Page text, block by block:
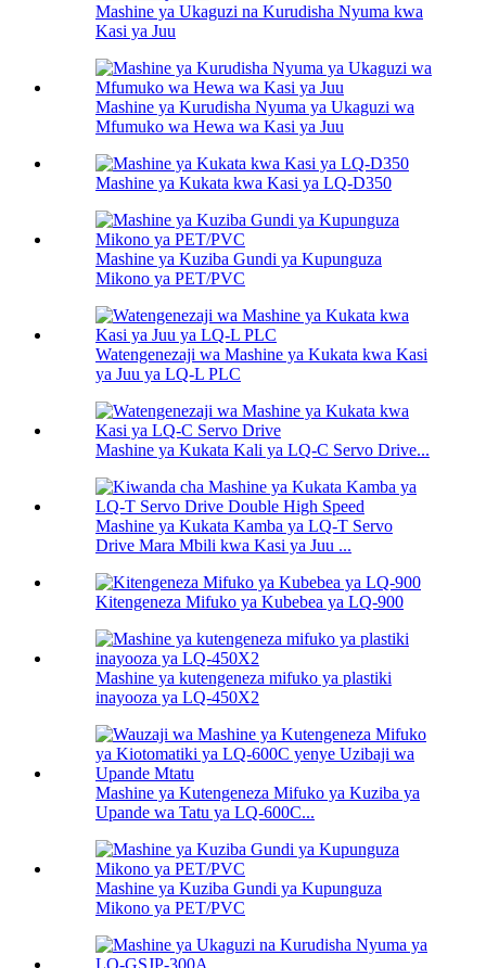
Mashine ya Ukaguzi na Kurudisha Nyuma kwa
Kasi ya Juu
Mashine ya Kurudisha Nyuma ya Ukaguzi wa
Mfumuko wa Hewa wa Kasi ya Juu
Mashine ya Kukata kwa Kasi ya LQ-D350
Mashine ya Kuziba Gundi ya Kupunguza
Mikono ya PET/PVC
Watengenezaji wa Mashine ya Kukata kwa Kasi
ya Juu ya LQ-L PLC
Mashine ya Kukata Kali ya LQ-C Servo Drive...
Mashine ya Kukata Kamba ya LQ-T Servo
Drive Mara Mbili kwa Kasi ya Juu ...
Kitengeneza Mifuko ya Kubebea ya LQ-900
Mashine ya kutengeneza mifuko ya plastiki
inayooza ya LQ-450X2
Mashine ya Kutengeneza Mifuko ya Kuziba ya
Upande wa Tatu ya LQ-600C...
Mashine ya Kuziba Gundi ya Kupunguza
Mikono ya PET/PVC